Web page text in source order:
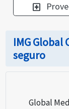
local_hospital
IMG Global
seguro
Global